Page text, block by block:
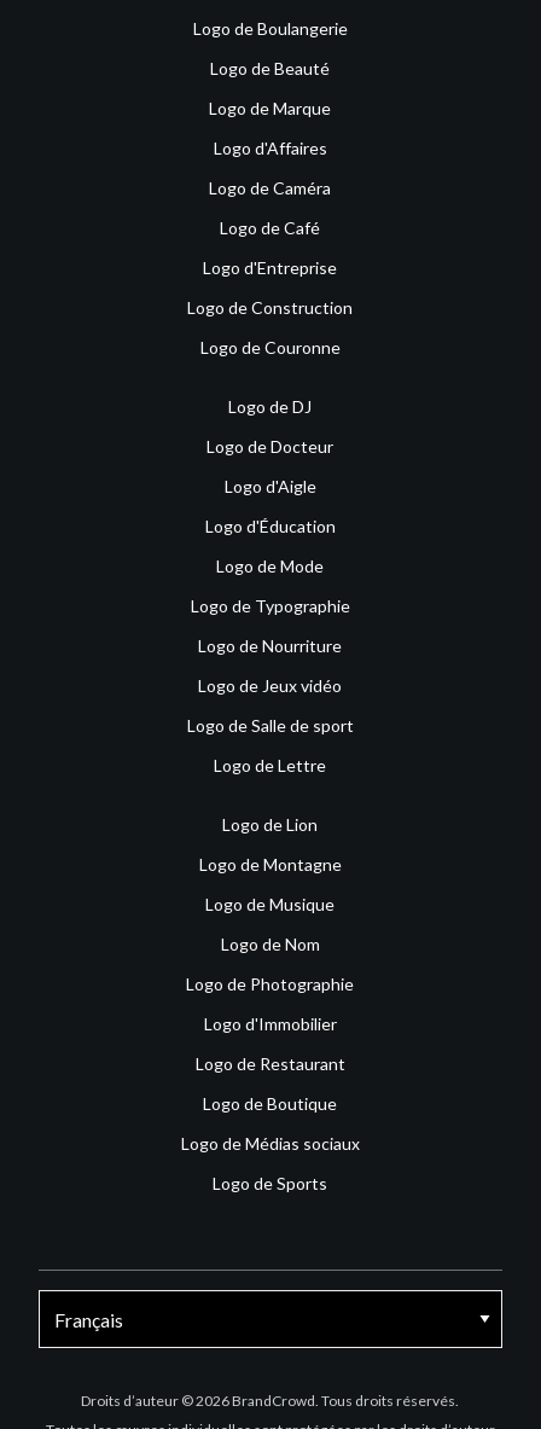
Logo de Boulangerie
Logo de Beauté
Logo de Marque
Logo d'Affaires
Logo de Caméra
Logo de Café
Logo d'Entreprise
Logo de Construction
Logo de Couronne
Logo de DJ
Logo de Docteur
Logo d'Aigle
Logo d'Éducation
Logo de Mode
Logo de Typographie
Logo de Nourriture
Logo de Jeux vidéo
Logo de Salle de sport
Logo de Lettre
Logo de Lion
Logo de Montagne
Logo de Musique
Logo de Nom
Logo de Photographie
Logo d'Immobilier
Logo de Restaurant
Logo de Boutique
Logo de Médias sociaux
Logo de Sports
Droits d’auteur © 2026 BrandCrowd. Tous droits réservés.